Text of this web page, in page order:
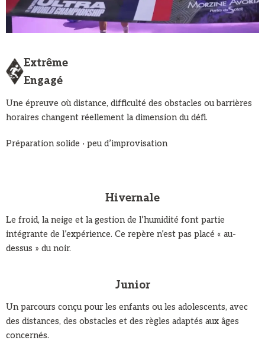
Extrême
Engagé
Une épreuve où distance, difficulté des obstacles ou barrières
horaires changent réellement la dimension du défi.
Préparation solide · peu d’improvisation
Hivernale
Le froid, la neige et la gestion de l’humidité font partie
intégrante de l’expérience. Ce repère n’est pas placé « au-
dessus » du noir.
Junior
Un parcours conçu pour les enfants ou les adolescents, avec
des distances, des obstacles et des règles adaptés aux âges
concernés.